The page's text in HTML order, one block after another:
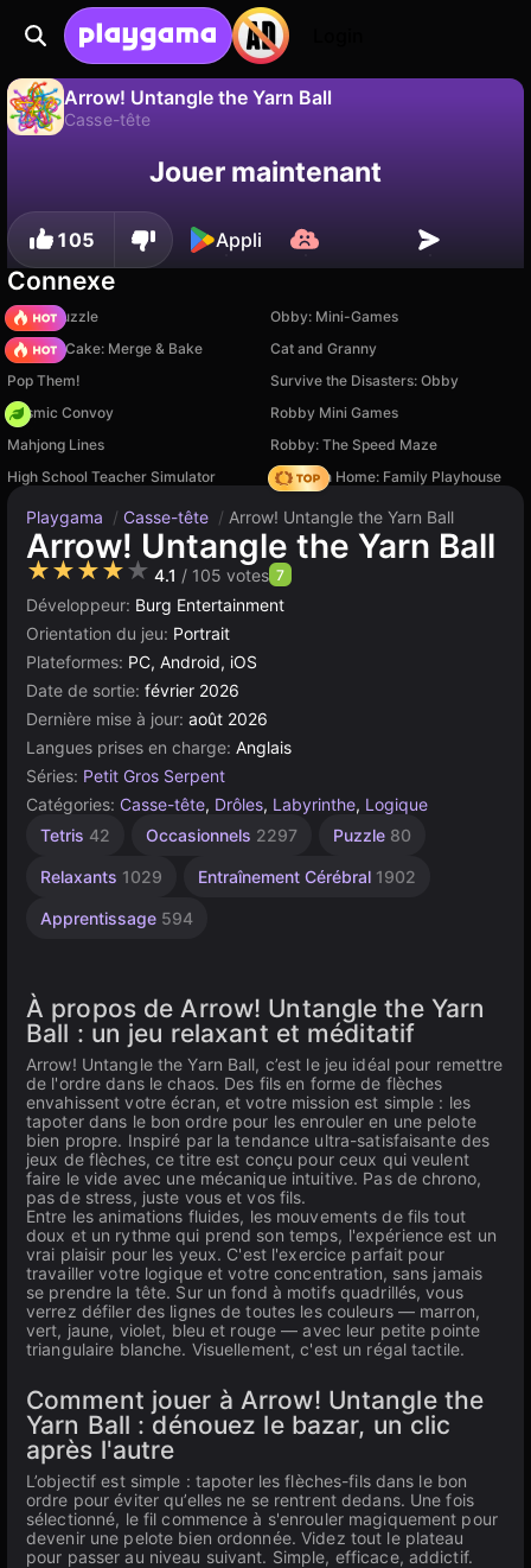
Arrow! Untangle the Yarn Ball
Casse-tête
progression !
Non Enregistrer
Jouer maintenant
105 Appli
Connexe
Arrow Puzzle
Obby: Mini-Games
Piece of Cake: Merge & Bake
Cat and Granny
Pop Them!
Survive the Disasters: Obby
Cosmic Convoy
Robby Mini Games
Mahjong Lines
Robby: The Speed Maze
High School Teacher Simulator
My Town Home: Family Playhouse
Playgama / Casse-tête / Arrow! Untangle the Yarn Ball
Arrow! Untangle the Yarn Ball
★★★★★ 4.1 / 105 votes 7
Développeur: Burg Entertainment
Orientation du jeu: Portrait
Plateformes: PC, Android, iOS
Date de sortie: février 2026
Dernière mise à jour: août 2026
Langues prises en charge: Anglais
Séries: Petit Gros Serpent
Catégories: Casse-tête, Drôles, Labyrinthe, Logique
Tetris 42 Occasionnels 2297 Puzzle 80
Relaxants 1029 Entraînement Cérébral 1902
Apprentissage 594
À propos de Arrow! Untangle the Yarn
Ball : un jeu relaxant et méditatif
Arrow! Untangle the Yarn Ball, c’est le jeu idéal pour remettre
de l'ordre dans le chaos. Des fils en forme de flèches
envahissent votre écran, et votre mission est simple : les
tapoter dans le bon ordre pour les enrouler en une pelote
bien propre. Inspiré par la tendance ultra-satisfaisante des
jeux de flèches, ce titre est conçu pour ceux qui veulent
faire le vide avec une mécanique intuitive. Pas de chrono,
pas de stress, juste vous et vos fils.
Entre les animations fluides, les mouvements de fils tout
doux et un rythme qui prend son temps, l'expérience est un
vrai plaisir pour les yeux. C'est l'exercice parfait pour
travailler votre logique et votre concentration, sans jamais
se prendre la tête. Sur un fond à motifs quadrillés, vous
verrez défiler des lignes de toutes les couleurs — marron,
vert, jaune, violet, bleu et rouge — avec leur petite pointe
triangulaire blanche. Visuellement, c'est un régal tactile.
Comment jouer à Arrow! Untangle the
Yarn Ball : dénouez le bazar, un clic
après l'autre
L’objectif est simple : tapoter les flèches-fils dans le bon
ordre pour éviter qu’elles ne se rentrent dedans. Une fois
sélectionné, le fil commence à s'enrouler magiquement pour
devenir une pelote bien ordonnée. Videz tout le plateau
pour passer au niveau suivant. Simple, efficace, addictif.